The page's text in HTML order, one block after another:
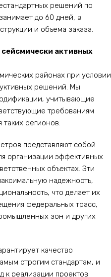
решений по
до 60 дней, в
и объема заказа.
сейсмически активных
районах при условии
решений. Мы
учитывающие
требованиям
регионов.
представляют собой
организации эффективных
объектах. Эти
надежность,
что делает их
федеральных трасс,
зон и других
качество
строгим стандартам, и
к реализации проектов